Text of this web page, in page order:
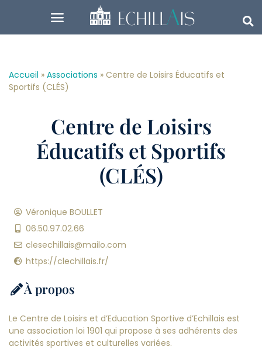
Accueil » Associations » Centre de Loisirs Éducatifs et
Sportifs (CLÉS)
Centre de Loisirs
Éducatifs et Sportifs
(CLÉS)
Véronique BOULLET
06.50.97.02.66
clesechillais@mailo.com
https://clechillais.fr/
À propos
Le Centre de Loisirs et d’Education Sportive d’Echillais est
une association loi 1901 qui propose à ses adhérents des
activités sportives et culturelles variées.